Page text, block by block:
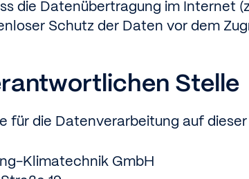
die Datenübertragung im Internet
Schutz der Daten vor dem
Stelle
für die Datenverarbeitung auf dieser
Klimatechnik GmbH